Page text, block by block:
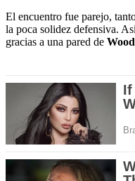
El encuentro fue parejo,
la poca solidez defensiva.
gracias a una pared de